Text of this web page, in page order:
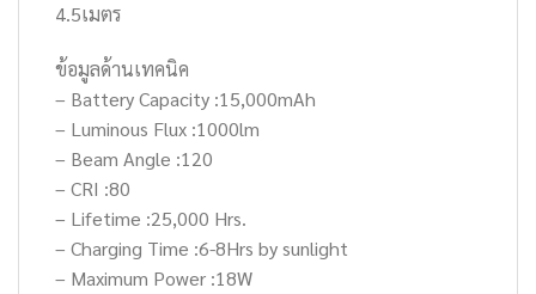
4.5เมตร
ข้อมูลด้านเทคนิค
– Battery Capacity :15,000mAh
– Luminous Flux :1000lm
– Beam Angle :120
– CRI :80
– Lifetime :25,000 Hrs.
– Charging Time :6-8Hrs by sunlight
– Maximum Power :18W